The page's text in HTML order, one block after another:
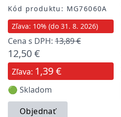
Kód produktu: MG76060A
Zľava: 10% (do 31. 8. 2026)
Cena s DPH: 13,89 €
12,50 €
Zľava: 1,39 €
🟢 Skladom
Objednať